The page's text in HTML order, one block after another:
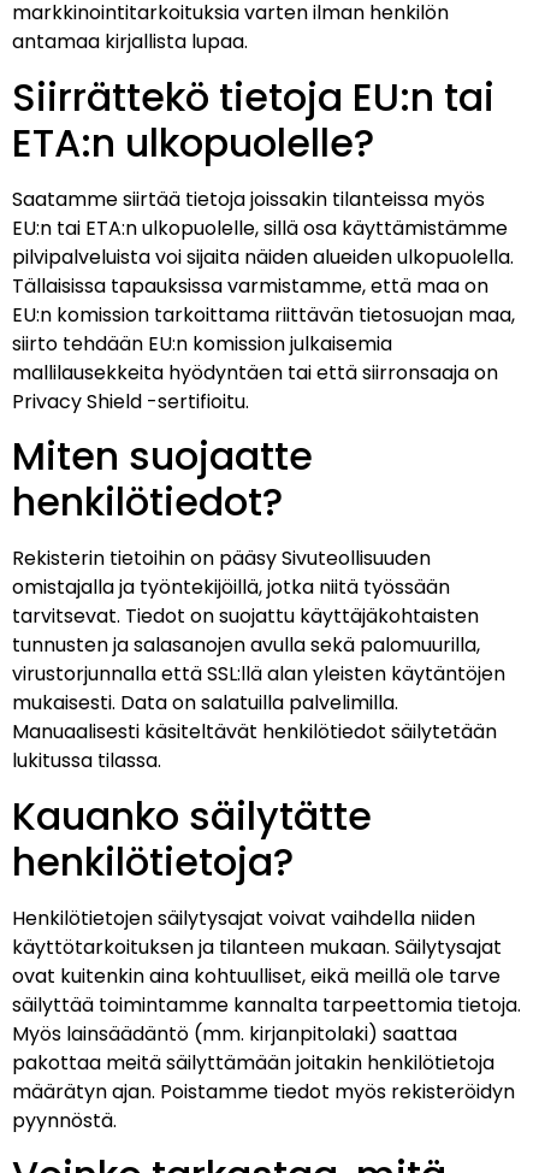
markkinointitarkoituksia varten ilman henkilön
antamaa kirjallista lupaa.
Siirrättekö tietoja EU:n tai
ETA:n ulkopuolelle?
Saatamme siirtää tietoja joissakin tilanteissa myös
EU:n tai ETA:n ulkopuolelle, sillä osa käyttämistämme
pilvipalveluista voi sijaita näiden alueiden ulkopuolella.
Tällaisissa tapauksissa varmistamme, että maa on
EU:n komission tarkoittama riittävän tietosuojan maa,
siirto tehdään EU:n komission julkaisemia
mallilausekkeita hyödyntäen tai että siirronsaaja on
Privacy Shield -sertifioitu.
Miten suojaatte
henkilötiedot?
Rekisterin tietoihin on pääsy Sivuteollisuuden
omistajalla ja työntekijöillä, jotka niitä työssään
tarvitsevat. Tiedot on suojattu käyttäjäkohtaisten
tunnusten ja salasanojen avulla sekä palomuurilla,
virustorjunnalla että SSL:llä alan yleisten käytäntöjen
mukaisesti. Data on salatuilla palvelimilla.
Manuaalisesti käsiteltävät henkilötiedot säilytetään
lukitussa tilassa.
Kauanko säilytätte
henkilötietoja?
Henkilötietojen säilytysajat voivat vaihdella niiden
käyttötarkoituksen ja tilanteen mukaan. Säilytysajat
ovat kuitenkin aina kohtuulliset, eikä meillä ole tarve
säilyttää toimintamme kannalta tarpeettomia tietoja.
Myös lainsäädäntö (mm. kirjanpitolaki) saattaa
pakottaa meitä säilyttämään joitakin henkilötietoja
määrätyn ajan. Poistamme tiedot myös rekisteröidyn
pyynnöstä.